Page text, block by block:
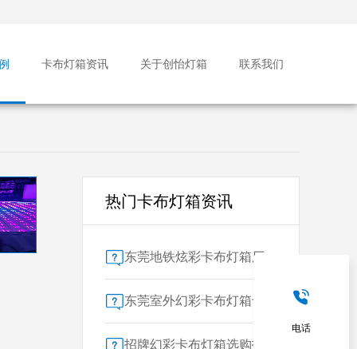
卡布灯箱资讯 关于创怡灯箱 联系我们
热门卡布灯箱资讯
电话